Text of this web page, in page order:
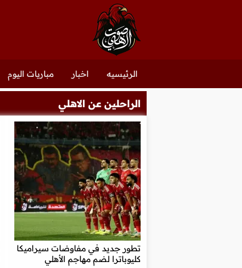
الرئيسيه اخبار مباريات اليوم
الراحلين عن الاهلي
تطور جديد في مفاوضات سيراميكا
كليوباترا لضم مهاجم الأهلي